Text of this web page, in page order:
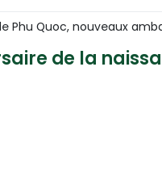
Phu Quoc, nouveaux
de la